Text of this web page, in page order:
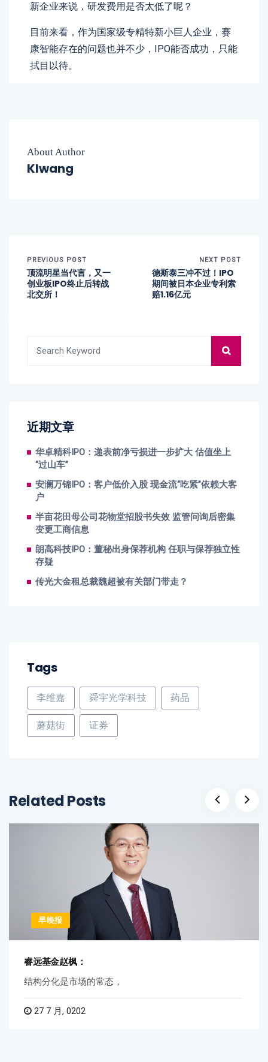
新企业来说，研发费用是否太低了呢？
目前来看，作为国家级专精特新小巨人企业，赛
康智能存在的问题也并不少，IPO能否成功，只能
拭目以待。
About Author
Klwang
PREVIOUS POST
顶流明星当代言，又一
创业板IPO终止后转战
北交所！
NEXT POST
德斯泰三冲不过！IPO
期间被日本企业专利索
赔1.16亿元
近期文章
华卓精科IPO：递表前净亏损进一步扩大 估值坐上
“过山车”
安澜万锦IPO：客户低价入股 现金流“吃紧”依赖大客
户
半亩花田母公司花物堂招股书失效 监管问询后密集
变更工商信息
朗高科技IPO：董秘出身保荐机构 任职与保荐独立性
存疑
传光大金租总裁魏超被有关部门带走？
Tags
李维嘉 舜宇光学科技 药品
蘑菇街 证券
Related Posts
早晚报
睿远基金赵枫：
结构分化是市场的常态，
27 7 月, 0202